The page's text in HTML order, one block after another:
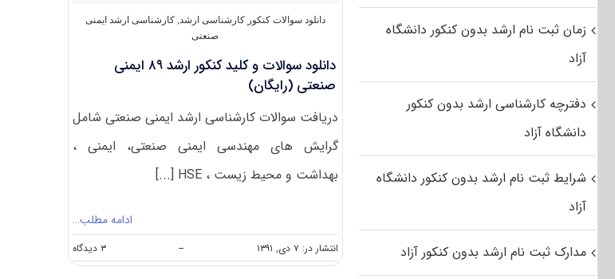
دانلود سوالات کنکور کارشناسی ارشد,کارشناسی ارشد ایمنی
صنعتی
دانلود سوالات و کلید کنکور ارشد ۸۹ ایمنی
صنعتی (رایگان)
دریافت سوالات کارشناسی ارشد ایمنی صنعتی شامل
گرایش های مهندسی ایمنی صنعتی، ایمنی ،
بهداشت و محیط زیست ، HSE [...]
ادامه مطلب…
انتشار در: ۷ دی, ۱۳۹۱ -- ۳ دیدگاه
دانلود
زمان ثبت نام ارشد بدون کنکور دانشگاه
آزاد
دفترچه کارشناسی ارشد بدون کنکور
دانشگاه آزاد
شرایط ثبت نام ارشد بدون کنکور دانشگاه
آزاد
مدارک ثبت نام ارشد بدون کنکور آزاد